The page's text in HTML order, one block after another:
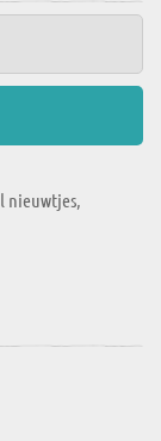
nieuwtjes,